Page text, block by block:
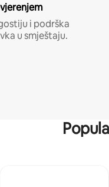
i podrška
u smještaju.